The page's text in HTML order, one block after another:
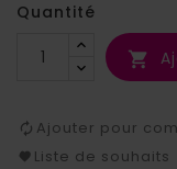
Quantité

Ajouter pour
Liste de souhaits